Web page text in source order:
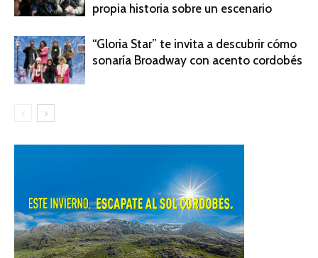
propia historia sobre un escenario
“Gloria Star” te invita a descubrir cómo
sonaría Broadway con acento cordobés